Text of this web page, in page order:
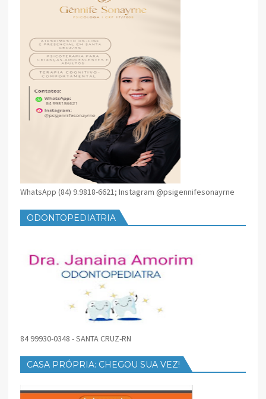
WhatsApp (84) 9.9818-6621; Instagram @psigennifesonayrne
ODONTOPEDIATRIA
84 99930-0348 - SANTA CRUZ-RN
CASA PRÓPRIA: CHEGOU SUA VEZ!